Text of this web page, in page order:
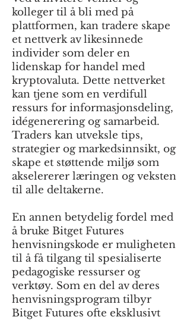
kolleger til å bli med på
plattformen, kan tradere skape
et nettverk av likesinnede
individer som deler en
lidenskap for handel med
kryptovaluta. Dette nettverket
kan tjene som en verdifull
ressurs for informasjonsdeling,
idégenerering og samarbeid.
Traders kan utveksle tips,
strategier og markedsinnsikt, og
skape et støttende miljø som
akselererer læringen og veksten
til alle deltakerne.
En annen betydelig fordel med
å bruke Bitget Futures
henvisningskode er muligheten
til å få tilgang til spesialiserte
pedagogiske ressurser og
verktøy. Som en del av deres
henvisningsprogram tilbyr
Bitget Futures ofte eksklusivt